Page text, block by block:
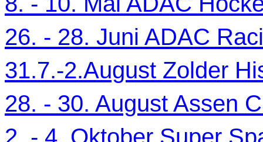
26. - 28. Juni ADAC
31.7.-2.August Zolder
28. - 30. August Assen
2. - 4. Oktober Super